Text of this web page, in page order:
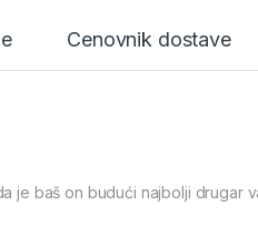
Cenovnik dostave
je baš on budući najbolji drugar